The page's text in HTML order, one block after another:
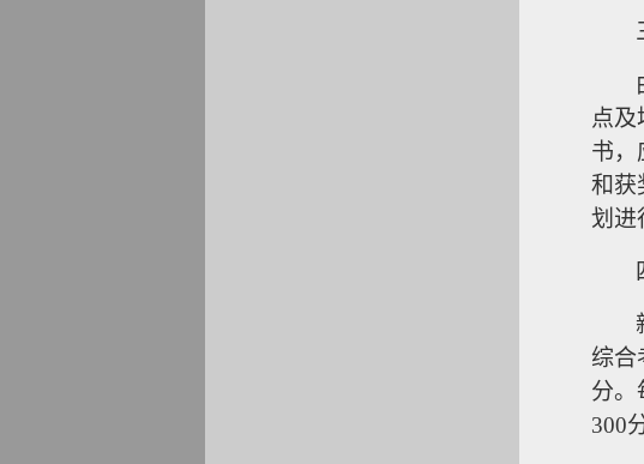
点及
书，
和获
划进
综合
分。
300